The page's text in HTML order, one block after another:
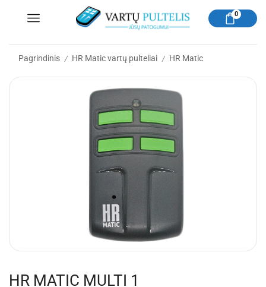
0
Pagrindinis / HR Matic vartų pulteliai / HR Matic
HR MATIC MULTI 1​